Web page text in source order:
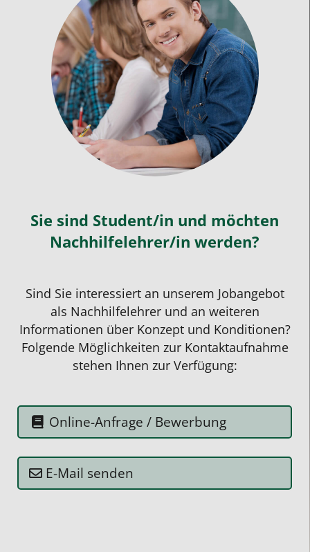
Sie sind Student/in und möchten
Nachhilfelehrer/in werden?
Sind Sie interessiert an unserem Jobangebot
als Nachhilfelehrerund an weiteren
Informationen über Konzept und Konditionen?
Folgende Möglichkeiten zur Kontaktaufnahme
stehen Ihnen zur Verfügung:
Online-Anfrage / Bewerbung
E-Mail senden